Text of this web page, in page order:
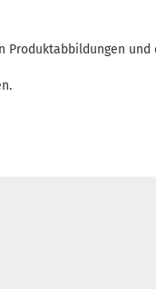
Produktabbildungen